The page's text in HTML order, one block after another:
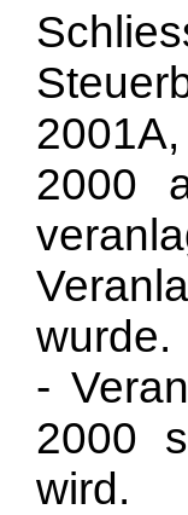
2000
wurde.
-
2000
wird.